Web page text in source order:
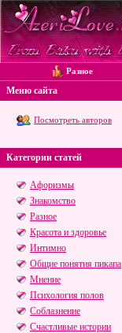
Разное
Меню сайта
Посмотреть авторов
Категории статей
Афоризмы
Знакомство
Разное
Красота и здоровье
Интимно
Общие понятия пикапа
Мнение
Психология полов
Соблазнение
Счастливые истории